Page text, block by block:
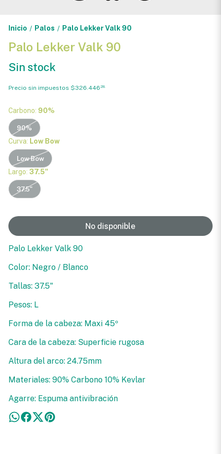
Inicio / Palos / Palo Lekker Valk 90
Palo Lekker Valk 90
Sin stock
Precio sin impuestos $326.446 28
Carbono: 90%
90%
Curva: Low Bow
Low Bow
Largo: 37.5"
37.5"
No disponible
Palo Lekker Valk 90
Color: Negro / Blanco
Tallas: 37.5"
Pesos: L
Forma de la cabeza: Maxi 45º
Cara de la cabeza: Superficie rugosa
Altura del arco: 24.75mm
Materiales: 90% Carbono 10% Kevlar
Agarre: Espuma antivibración